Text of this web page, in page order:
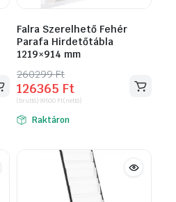
Falra Szerelhető Fehér
Parafa Hirdetőtábla
1219×914 mm
260299Ft
Original
price
was:
260299 Ft.
126365 Ft
Current
price
is:
126365 Ft.
(bruttó)99500 Ft(nettó)
Raktáron